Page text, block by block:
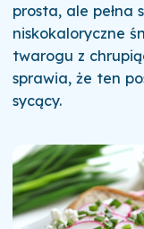
prosta, ale pełna
niskokaloryczne
twarogu z
sprawia, że ten
sycący.